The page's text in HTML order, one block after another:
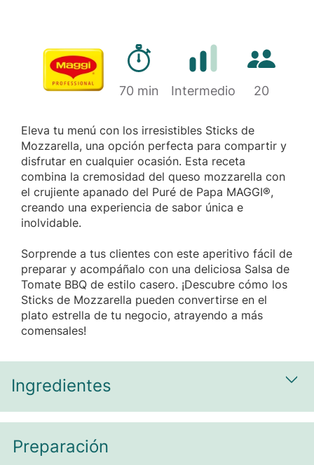
Marca Tiempo de preparación
70 min Dificultad
Intermedio
Cantidad
20
Eleva tu menú con los irresistibles Sticks de
Mozzarella, una opción perfecta para compartir y
disfrutar en cualquier ocasión. Esta receta
combina la cremosidad del queso mozzarella con
el crujiente apanado del Puré de Papa MAGGI®,
creando una experiencia de sabor única e
inolvidable.
Sorprende a tus clientes con este aperitivo fácil de
preparar y acompáñalo con una deliciosa Salsa de
Tomate BBQ de estilo casero. ¡Descubre cómo los
Sticks de Mozzarella pueden convertirse en el
plato estrella de tu negocio, atrayendo a más
comensales!
Ingredientes
Preparación